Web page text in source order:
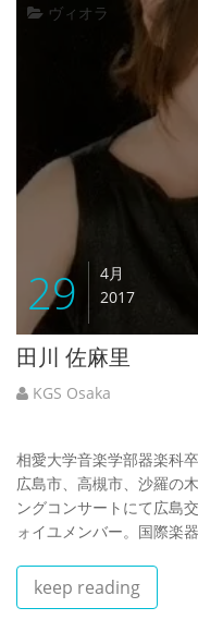
ヴィオラ
29
4月
2017
田川 佐麻里
KGS Osaka
相愛大学音楽学部器楽科
広島市、高槻市、沙羅の
ングコンサートにて広島
ォイユメンバー。国際楽
keep reading